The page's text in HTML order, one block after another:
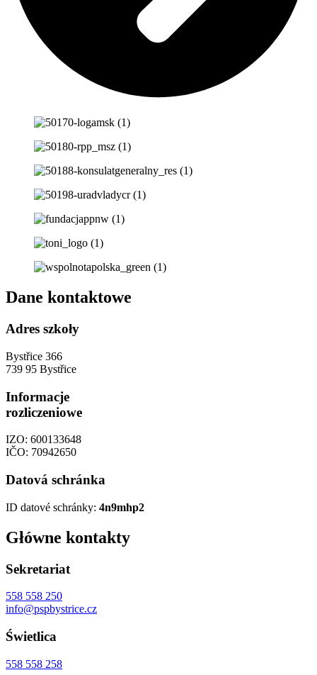
Dane kontaktowe
Adres szkoły
Bystřice 366
739 95 Bystřice
Informacje
rozliczeniowe
IZO: 600133648
IČO: 70942650
Datová schránka
ID datové schránky: 4n9mhp2
Główne kontakty
Sekretariat
558 558 250
info@pspbystrice.cz
Świetlica
558 558 258